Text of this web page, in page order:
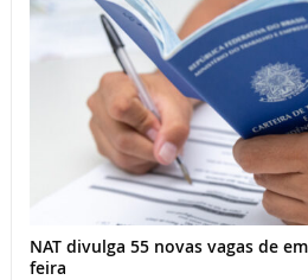
NAT divulga 55 novas vagas de
feira